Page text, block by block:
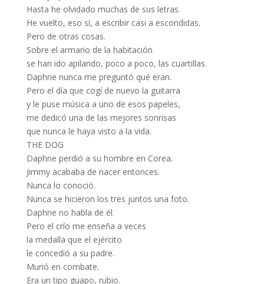
Hasta he olvidado muchas de sus letras.
He vuelto, eso sí, a escribir casi a escondidas.
Pero de otras cosas.
Sobre el armario de la habitación
se han ido apilando, poco a poco, las cuartillas.
Daphne nunca me preguntó qué eran.
Pero el día que cogí de nuevo la guitarra
y le puse música a uno de esos papeles,
me dedicó una de las mejores sonrisas
que nunca le haya visto a la vida.
THE DOG
Daphne perdió a su hombre en Corea.
Jimmy acababa de nacer entonces.
Nunca lo conoció.
Nunca se hicieron los tres juntos una foto.
Daphne no habla de él.
Pero el crío me enseña a veces
la medalla que el ejército
le concedió a su padre.
Murió en combate.
Era un tipo guapo, rubio.